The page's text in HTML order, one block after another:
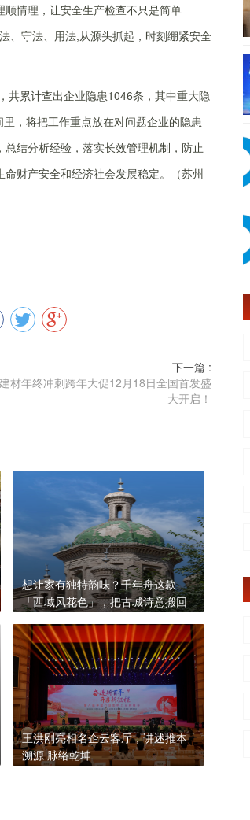
情理，让安全生产检查不只是简单
、守法、用法,从源头抓起，时刻绷紧安全
共累计查出企业隐患1046条，其中重大隐
，将把工作重点放在对问题企业的隐患
结分析经验，落实长效管理机制，防止
财产安全和经济社会发展稳定。（苏州
下一篇 :
材年终冲刺跨年大促12月18日全国首发盛
大开启！
想让家有独特韵味？千年舟这款
「西域风花色」，把古城诗意搬回
王洪刚亮相名企云客厅，讲述推本
溯源 脉络乾坤